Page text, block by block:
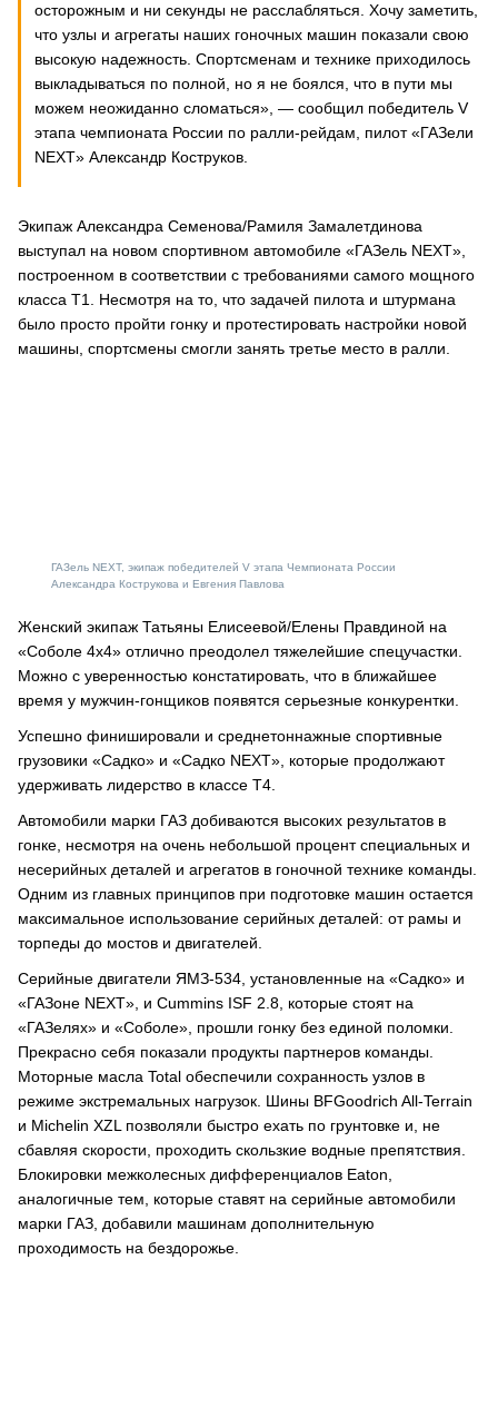
осторожным и ни секунды не расслабляться. Хочу заметить,
что узлы и агрегаты наших гоночных машин показали свою
высокую надежность. Спортсменам и технике приходилось
выкладываться по полной, но я не боялся, что в пути мы
можем неожиданно сломаться», — сообщил победитель V
этапа чемпионата России по ралли-рейдам, пилот «ГАЗели
NEXT» Александр Коструков.
Экипаж Александра Семенова/Рамиля Замалетдинова
выступал на новом спортивном автомобиле «ГАЗель NEXT»,
построенном в соответствии с требованиями самого мощного
класса Т1. Несмотря на то, что задачей пилота и штурмана
было просто пройти гонку и протестировать настройки новой
машины, спортсмены смогли занять третье место в ралли.
ГАЗель NEXT, экипаж победителей V этапа Чемпионата России
Александра Кострукова и Евгения Павлова
Женский экипаж Татьяны Елисеевой/Елены Правдиной на
«Соболе 4х4» отлично преодолел тяжелейшие спецучастки.
Можно с уверенностью констатировать, что в ближайшее
время у мужчин-гонщиков появятся серьезные конкурентки.
Успешно финишировали и среднетоннажные спортивные
грузовики «Садко» и «Садко NEXT», которые продолжают
удерживать лидерство в классе Т4.
Автомобили марки ГАЗ добиваются высоких результатов в
гонке, несмотря на очень небольшой процент специальных и
несерийных деталей и агрегатов в гоночной технике команды.
Одним из главных принципов при подготовке машин остается
максимальное использование серийных деталей: от рамы и
торпеды до мостов и двигателей.
Серийные двигатели ЯМЗ-534, установленные на «Садко» и
«ГАЗоне NEXT», и Cummins ISF 2.8, которые стоят на
«ГАЗелях» и «Соболе», прошли гонку без единой поломки.
Прекрасно себя показали продукты партнеров команды.
Моторные масла Total обеспечили сохранность узлов в
режиме экстремальных нагрузок. Шины BFGoodrich All-Terrain
и Michelin XZL позволяли быстро ехать по грунтовке и, не
сбавляя скорости, проходить скользкие водные препятствия.
Блокировки межколесных дифференциалов Eaton,
аналогичные тем, которые ставят на серийные автомобили
марки ГАЗ, добавили машинам дополнительную
проходимость на бездорожье.